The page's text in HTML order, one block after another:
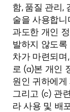
함, 품질 관리,
술을 사용합
과도한 개인
발하지 않도
차가 마련되
로 (a)본 개인
원인 귀하에
그리고 (c) 관
라 사용 및 배